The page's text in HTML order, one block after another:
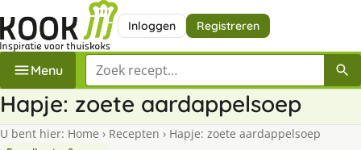
Inloggen Registreren
Menu Zoek een recept
Hapje: zoete aardappelsoep
U bent hier: Home › Recepten › Hapje: zoete aardappelsoep